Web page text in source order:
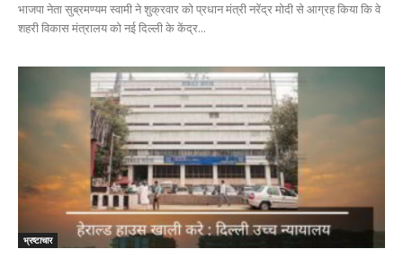
भाजपा नेता सुब्रमण्यम स्वामी ने शुक्रवार को प्रधान मंत्री नरेंद्र मोदी से आग्रह किया कि वे
शहरी विकास मंत्रालय को नई दिल्ली के केंद्र...
भ्रष्टाचार